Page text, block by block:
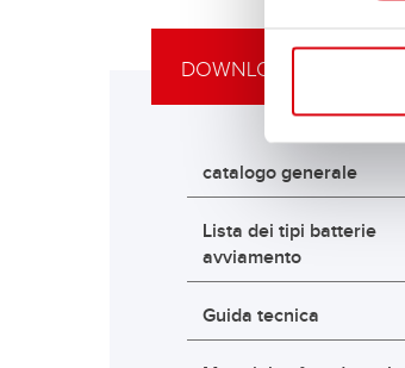
DOWNLOAD
catalogo generale
Lista dei tipi batterie
avviamento
Guida tecnica